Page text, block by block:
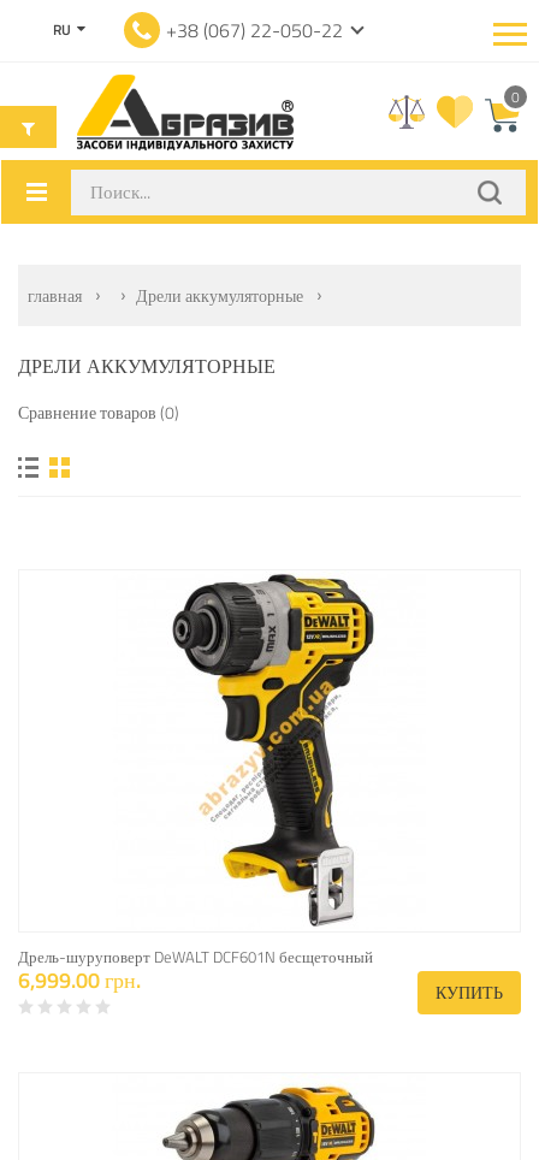
RU +38 (067) 22-050-22
0
главная Дрели аккумуляторные
ДРЕЛИ АККУМУЛЯТОРНЫЕ
Сравнение товаров (0)
Дрель-шуруповерт DeWALT DCF601N бесщеточный
6,999.00 грн. КУПИТЬ